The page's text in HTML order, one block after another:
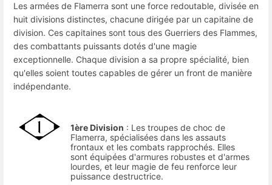
Les armées de Flamerra sont une force redoutable, divisée en
huit divisions distinctes, chacune dirigée par un capitaine de
division. Ces capitaines sont tous des Guerriers des Flammes,
des combattants puissants dotés d'une magie
exceptionnelle. Chaque division a sa propre spécialité, bien
qu'elles soient toutes capables de gérer un front de manière
indépendante.
1ère Division : Les troupes de choc de
Flamerra, spécialisées dans les assauts
frontaux et les combats rapprochés. Elles
sont équipées d'armures robustes et d'armes
lourdes, et leur magie de feu renforce leur
puissance destructrice.